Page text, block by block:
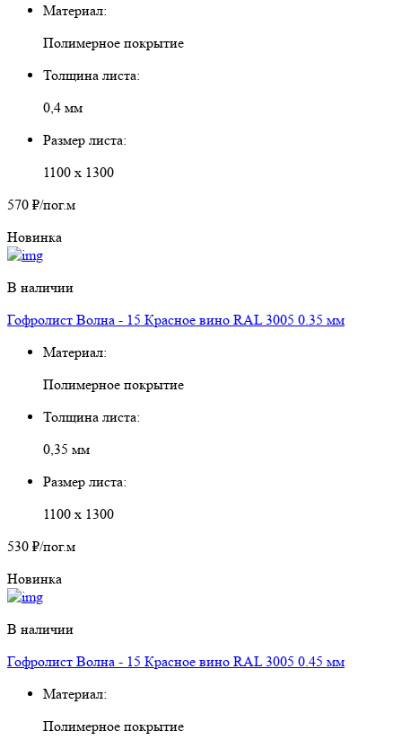
Материал:
Полимерное покрытие
Толщина листа:
0,4 мм
Размер листа:
1100 х 1300
570 ₽/пог.м
Новинка
В наличии
Гофролист Волна - 15 Красное вино RAL 3005 0.35 мм
Материал:
Полимерное покрытие
Толщина листа:
0,35 мм
Размер листа:
1100 х 1300
530 ₽/пог.м
Новинка
В наличии
Гофролист Волна - 15 Красное вино RAL 3005 0.45 мм
Материал:
Полимерное покрытие